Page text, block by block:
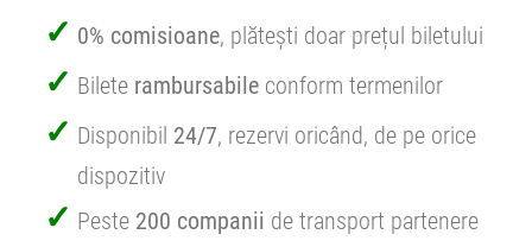
0% comisioane, plătești doar prețul biletului
Bilete rambursabile conform termenilor
Disponibil 24/7, rezervi oricând, de pe orice
dispozitiv
Peste 200 companii de transport partenere